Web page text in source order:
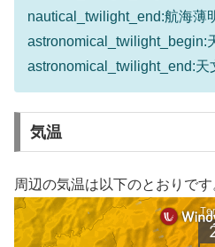
nautical_twilight_end:航海薄
astronomical_twilight_begin:
astronomical_twilight_end:天
気温
周辺の気温は以下のとおりです